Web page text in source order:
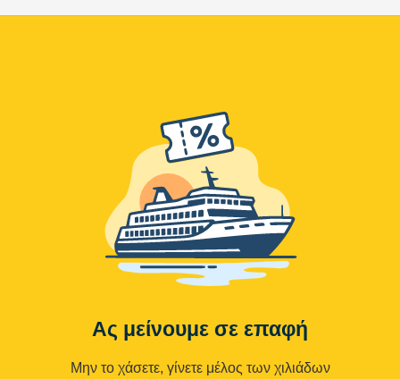
Ας μείνουμε σε επαφή
Μην το χάσετε, γίνετε μέλος των χιλιάδων